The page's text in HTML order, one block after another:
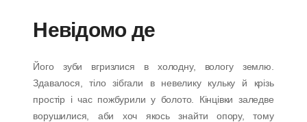
Невідомо де
Його зуби вгризлися в холодну, вологу землю.
Здавалося, тіло зібгали в невелику кульку й крізь
простір і час пожбурили у болото. Кінцівки заледве
ворушилися, аби хоч якось знайти опору, тому